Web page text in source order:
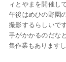
ィとやまを開催し
午後はめひの野園
撮影するらしいで
手がかかるのだな
集作業もありますし